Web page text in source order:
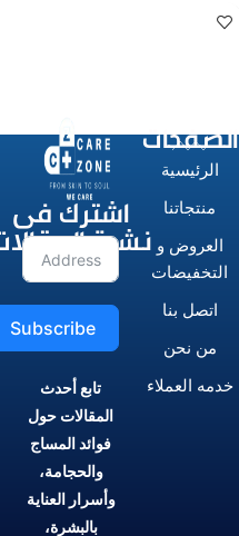
الصفحات
الرئيسية
منتجاتنا
العروض و
التخفيضات
اتصل بنا
من نحن
خدمه العملاء
اشترك فى
نشرة
Subscribe
تابع أحدث
المقالات حول
فوائد المساج
والحجامة،
وأسرار العناية
بالبشرة،